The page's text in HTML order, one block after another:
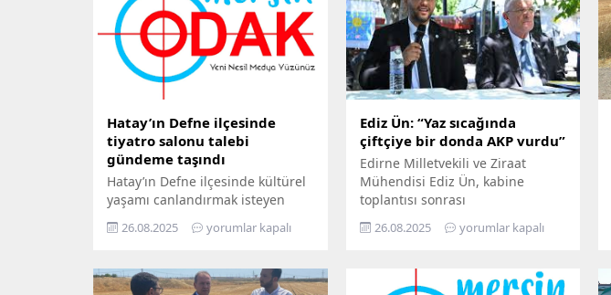
Hatay’ın Defne ilçesinde
tiyatro salonu talebi
gündeme taşındı
Hatay’ın Defne ilçesinde kültürel
yaşamı canlandırmak isteyen
sanatçılar, ilçeye bir tiyatro
salonu kurulması çağrısında
sahnelerde eserler sergileyen
Epik Sanat Tiyatrosu, 6 Şubat
26.08.2025 yorumlar kapalı
Ediz Ün: “Yaz sıcağında
çiftçiye bir donda AKP vurdu”
Edirne Milletvekili ve Ziraat
Mühendisi Ediz Ün, kabine
toplantısı sonrası
Cumhurbaşkanı Erdoğan’ın
açıkladığı zirai don ödemelerini
sıcağında çiftçiye bir donda AKP
vurdu” dedi. Ün, 21 Nisan’da 65
26.08.2025 yorumlar kapalı